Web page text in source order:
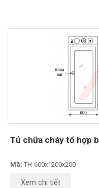
Tủ chữa cháy tổ hợp
Mã: TH-600x1200x200
Xem chi tiết